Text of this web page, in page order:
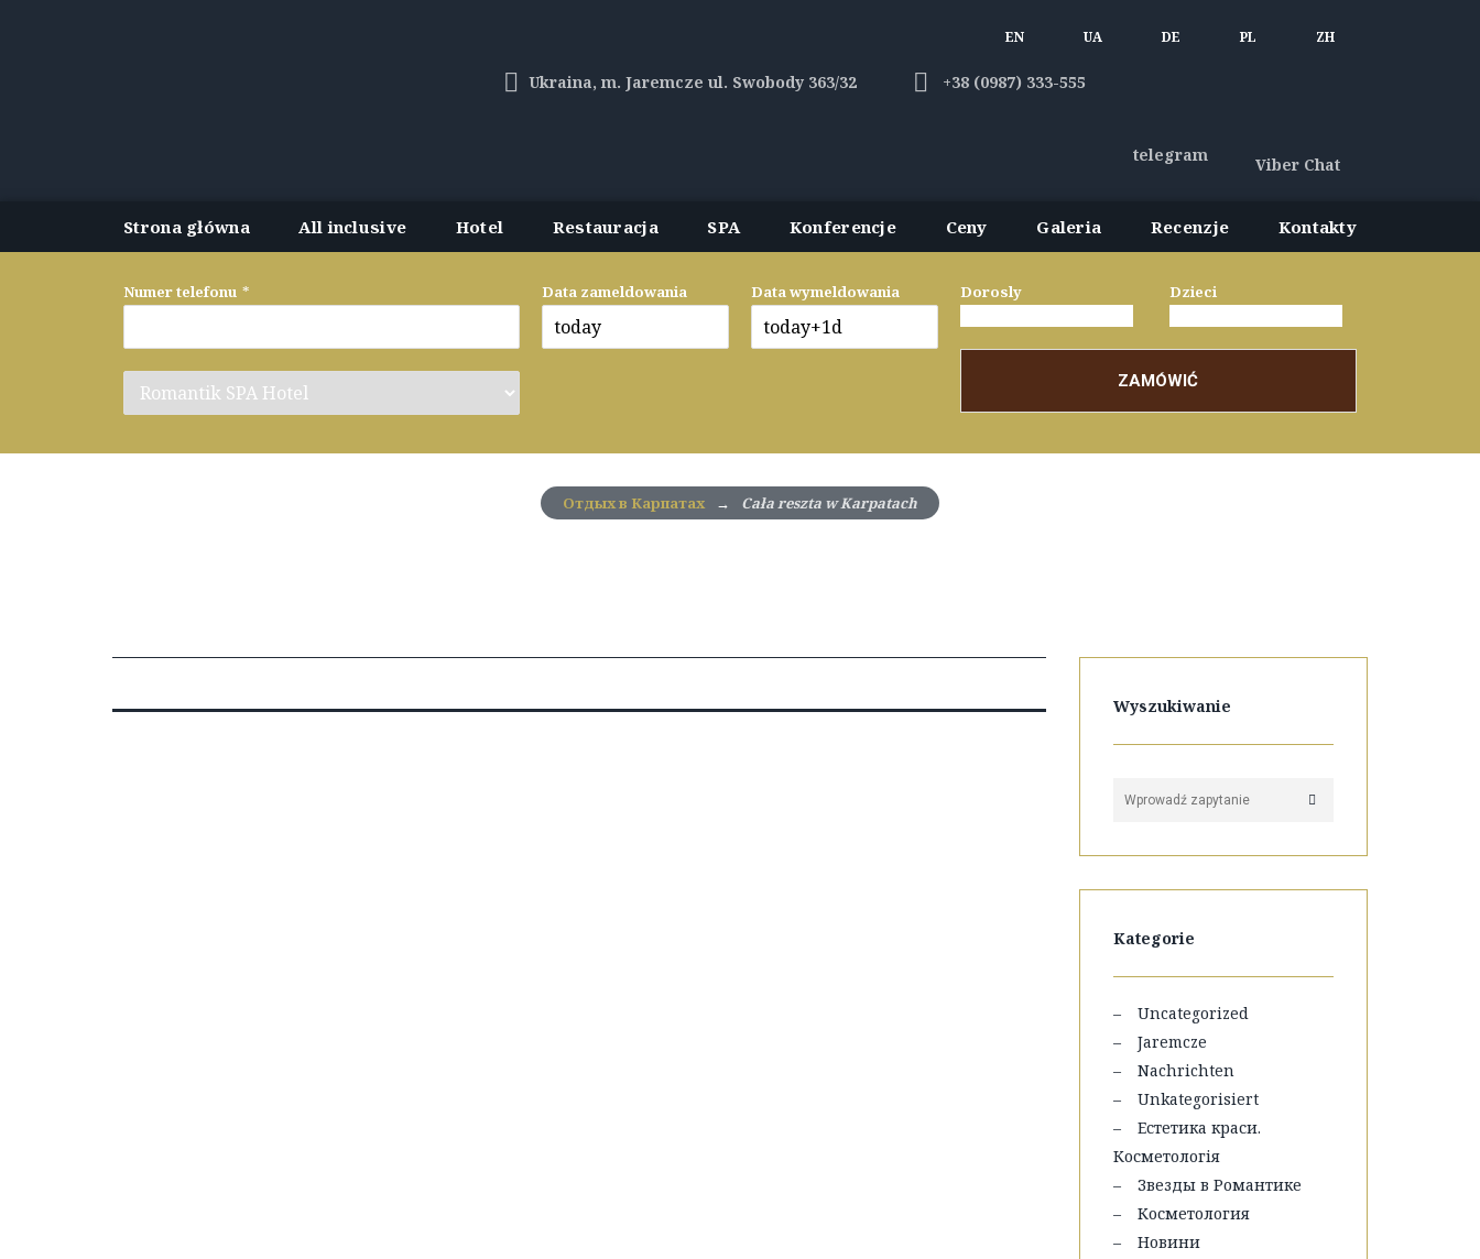
EN UA DE PL ZH
Ukraina, m. Jaremcze ul. Swobody 363/32 +38 (0987) 333-555
telegram Viber Chat
Strona główna All inclusive Hotel Restauracja SPA Konferencje Сeny Galeria Recenzje Kontakty
Numer telefonu * Data zameldowania Data wymeldowania Dorosly Dzieci
ZAMÓWIĆ
Отдых в Карпатах → Cała reszta w Karpatach
Wyszukiwanie
Kategorie
Uncategorized
Jaremcze
Nachrichten
Unkategorisiert
Естетика краси.
Косметологія
Звезды в Романтике
Косметология
Новини